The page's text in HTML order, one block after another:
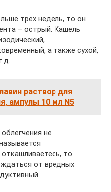
трех недель, то он
– острый. Кашель
а также сухой,
раствор для
ампулы 10 мл N5
не
то
от вредных